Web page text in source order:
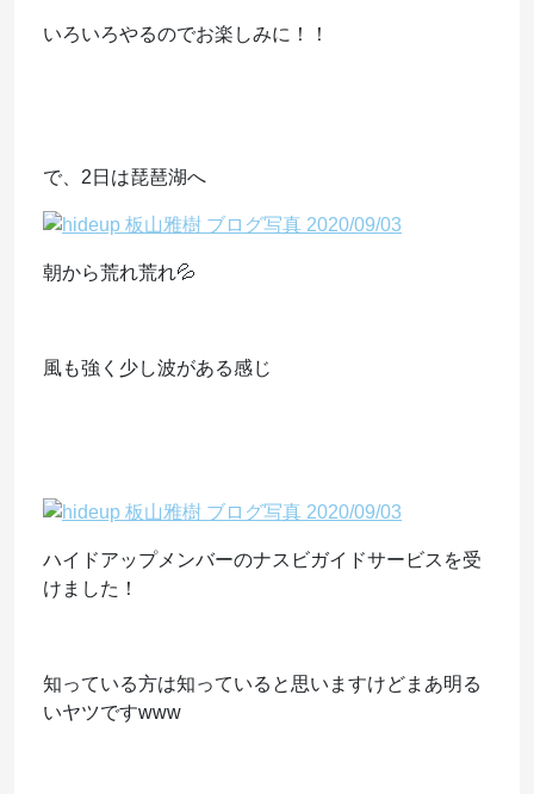
いろいろやるのでお楽しみに！！
で、2日は琵琶湖へ
朝から荒れ荒れ💦
風も強く少し波がある感じ
ハイドアップメンバーのナスビガイドサービスを受
けました！
知っている方は知っていると思いますけどまあ明る
いヤツですwww